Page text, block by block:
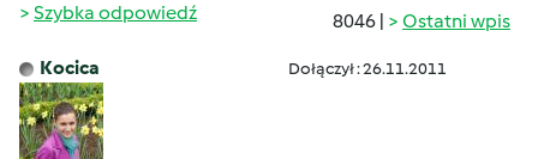
8046 | Ostatni wpis
Szybka odpowiedź
Kocica Dołączył : 26.11.2011